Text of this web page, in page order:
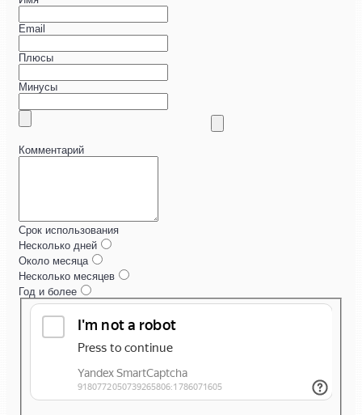
Email
Плюсы
Минусы
Комментарий
Срок использования
Несколько дней
Около месяца
Несколько месяцев
Год и более